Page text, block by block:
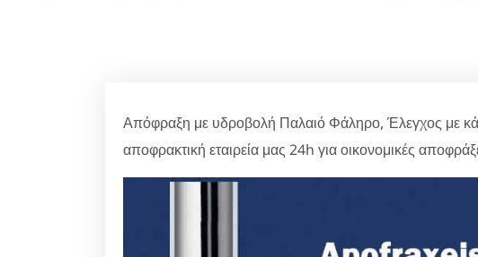
Απόφραξη με υδροβολή Παλαιό Φάληρο, Έλεγχος με
αποφρακτική εταιρεία μας 24h για οικονομικές